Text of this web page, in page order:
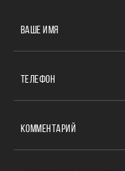
ВАШЕ ИМЯ
ТЕЛЕФОН
КОММЕНТАРИЙ